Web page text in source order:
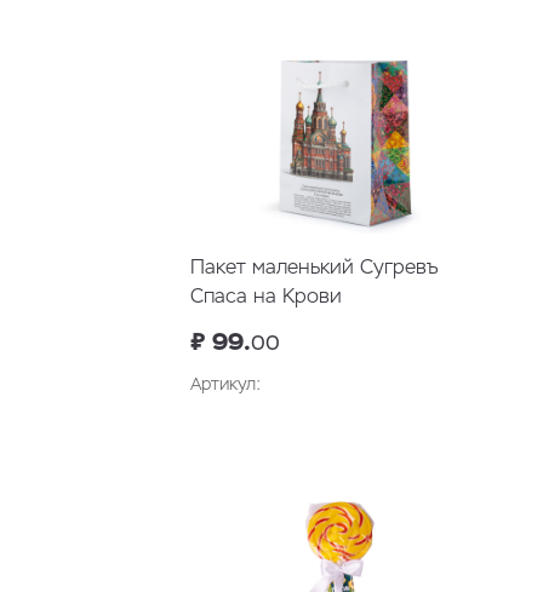
Пакет маленький Сугревъ
Спаса на Крови
₽ 99.00
Артикул: